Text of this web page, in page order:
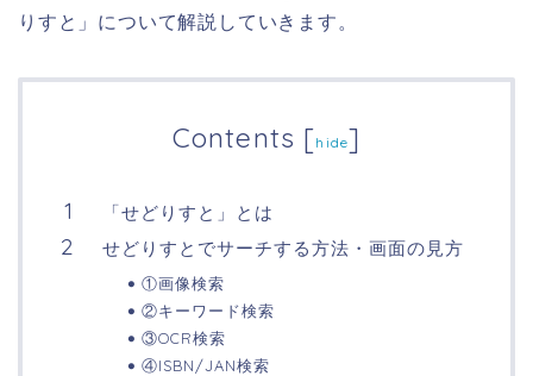
りすと」について解説していきます。
Contents [hide]
「せどりすと」とは
せどりすとでサーチする方法・画面の見方
①画像検索
②キーワード検索
③OCR検索
④ISBN/JAN検索